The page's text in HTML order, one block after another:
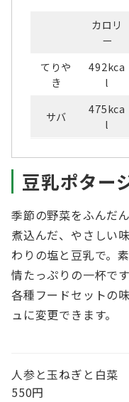
カロリ
ー
てりや
き
492kca
l
サバ
475kca
l
豆乳ポター
季節の野菜をふんだ
煮込んだ、やさしい
わりの塩と豆乳で。
情たっぷりの一杯です
各種フードセットの
ュに変更できます。
人参と玉ねぎと白菜
550円